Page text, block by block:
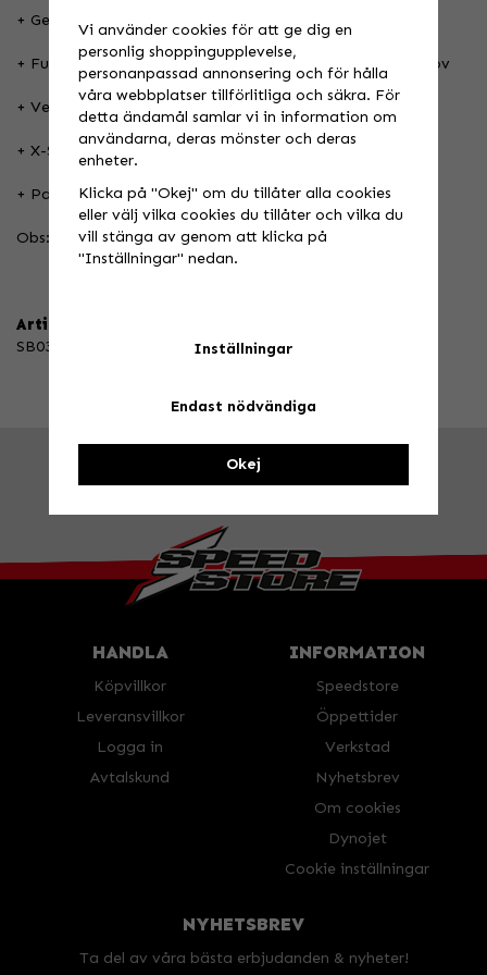
+ Ger ökat stöd och kompressionstöd.
+ Fullt justerbar för att finjustera rörligheten till dina behov
+ Ventilerande air mesh konstruktion
+ X-Strap-system
+ Passar både vänster och höger axel
Obs: Något små i storlekarna.
Artikelnummer:
SB03BK-M
Tel. 026-270030 /
HANDLA
Köpvillkor
Leveransvillkor
Logga in
Avtalskund
INFORMATION
Speedstore
Öppettider
Verkstad
Nyhetsbrev
Om cookies
Dynojet
Cookie inställningar
NYHETSBREV
Ta del av våra bästa erbjudanden & nyheter!
Vi använder cookies för att ge dig en
personlig shoppingupplevelse,
personanpassad annonsering och för hålla
våra webbplatser tillförlitliga och säkra. För
detta ändamål samlar vi in information om
användarna, deras mönster och deras
enheter.
Klicka på "Okej" om du tillåter alla cookies
eller välj vilka cookies du tillåter och vilka du
vill stänga av genom att klicka på
"Inställningar" nedan.
Inställningar
Endast nödvändiga
Okej